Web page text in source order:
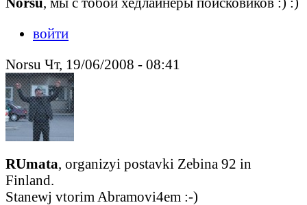
войти
Norsu Чт, 19/06/2008 - 08:41
RUmata, organizyi postavki Zebina 92 in
Finland.
Stanewj vtorim Abramovi4em :-)